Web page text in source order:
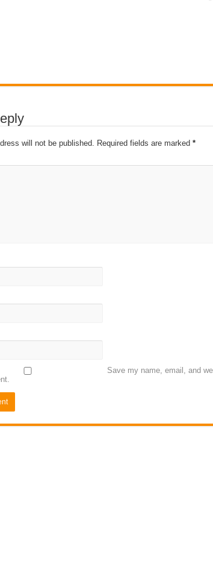
will not be published. Required fields are marked *
Save my name, email, and